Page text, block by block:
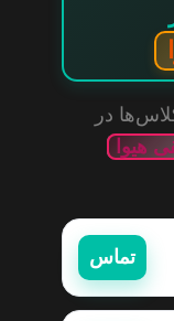
در
هیوا
تماس